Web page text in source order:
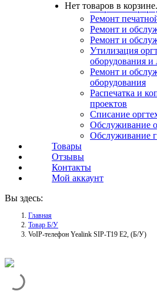
Нет товаров в корзине.
Заправка
Ремонт
Ремонт и
Ремонт и
Утилизация
оборудования и
Ремонт и
оборудования
Распечатка и
проектов
Списание
Обслуживание
Обслуживание
Товары
Отзывы
Контакты
Мой аккаунт
Вы здесь:
Главная
Товар Б/У
VoIP-телефон Yealink SIP-T19 E2, (Б/У)